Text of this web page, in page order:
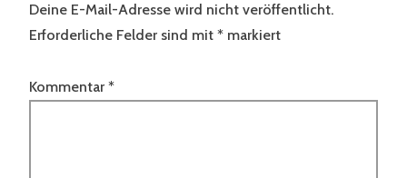
Deine E-Mail-Adresse wird nicht veröffentlicht.
Erforderliche Felder sind mit * markiert
Kommentar *